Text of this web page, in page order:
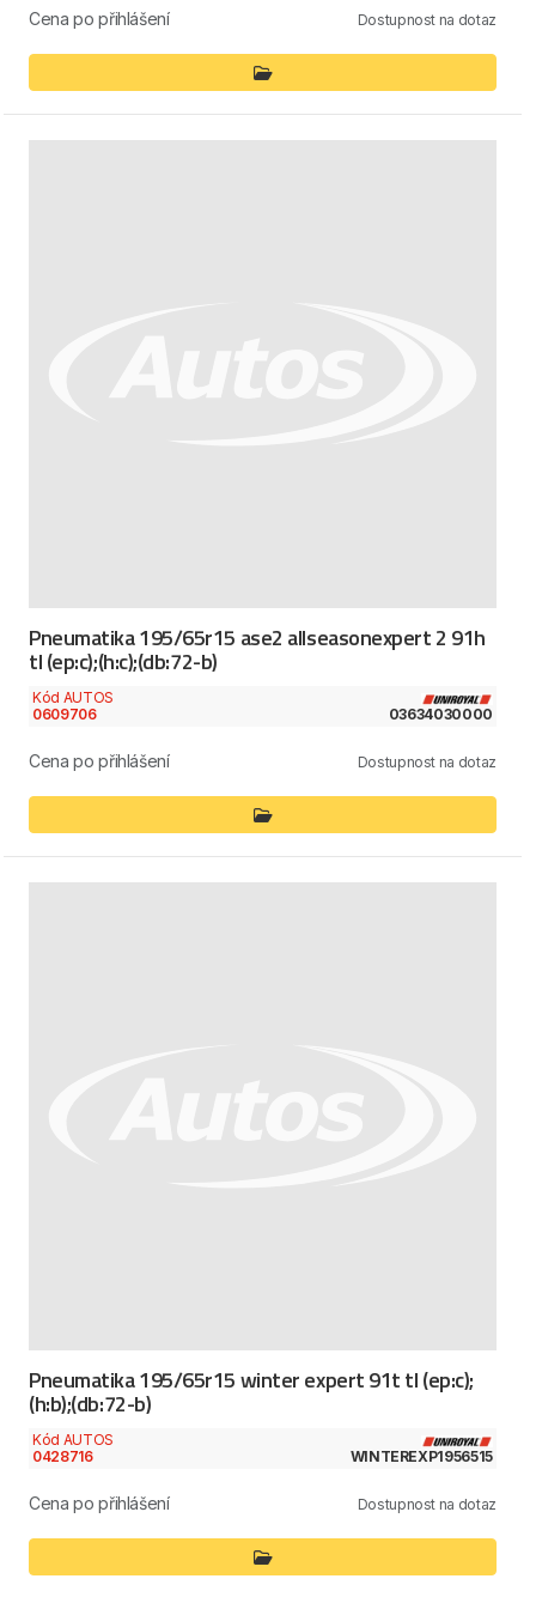
Cena po přihlášení Dostupnost na dotaz
Pneumatika 195/65r15 ase2 allseasonexpert 2 91h
tl (ep:c);(h:c);(db:72-b)
Kód AUTOS
0609706
03634030000
Cena po přihlášení Dostupnost na dotaz
Pneumatika 195/65r15 winter expert 91t tl (ep:c);
(h:b);(db:72-b)
Kód AUTOS
0428716
WINTEREXP1956515
Cena po přihlášení Dostupnost na dotaz